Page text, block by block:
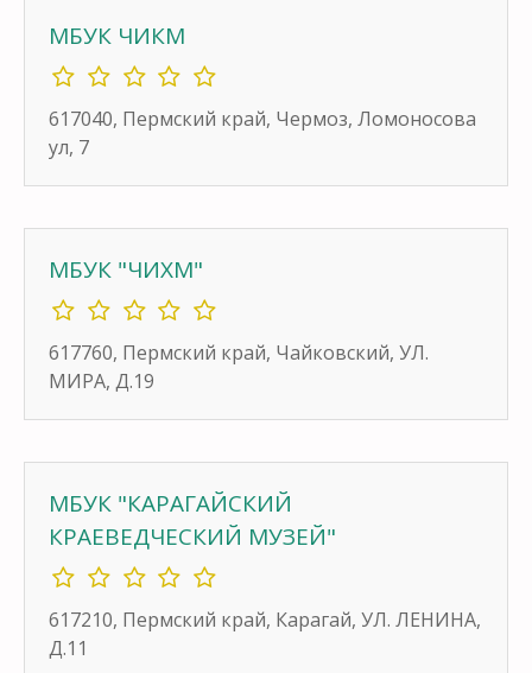
МБУК ЧИКМ
617040, Пермский край, Чермоз, Ломоносова
ул, 7
МБУК "ЧИХМ"
617760, Пермский край, Чайковский, УЛ.
МИРА, Д.19
МБУК "КАРАГАЙСКИЙ
КРАЕВЕДЧЕСКИЙ МУЗЕЙ"
617210, Пермский край, Карагай, УЛ. ЛЕНИНА,
Д.11